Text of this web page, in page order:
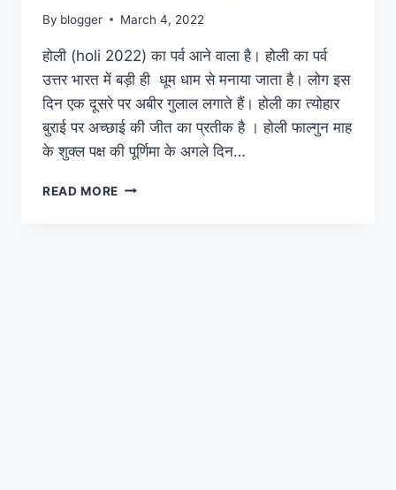
By blogger March 4, 2022
होली (holi 2022) का पर्व आने वाला है। होली का पर्व
उत्तर भारत में बड़ी ही धूम धाम से मनाया जाता है। लोग इस
दिन एक दूसरे पर अबीर गुलाल लगाते हैं। होली का त्योहार
बुराई पर अच्छाई की जीत का प्रतीक है । होली फाल्गुन माह
के शुक्ल पक्ष की पूर्णिमा के अगले दिन…
READ MORE होलिका